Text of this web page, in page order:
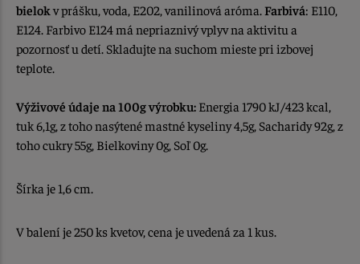
bielokv prášku, voda, E202, vanilinová aróma. Farbivá: E110,
E124. Farbivo E124 má nepriaznivý vplyv na aktivitu a
pozornosť u detí. Skladujte na suchom mieste pri izbovej
teplote.
Výživové údaje na 100g výrobku: Energia 1790 kJ/423 kcal,
tuk 6,1g, z toho nasýtené mastné kyseliny 4,5g, Sacharidy 92g, z
toho cukry 55g, Bielkoviny 0g, Soľ 0g.
Šírka je 1,6 cm.
V balení je 250 ks kvetov, cena je uvedená za 1 kus.